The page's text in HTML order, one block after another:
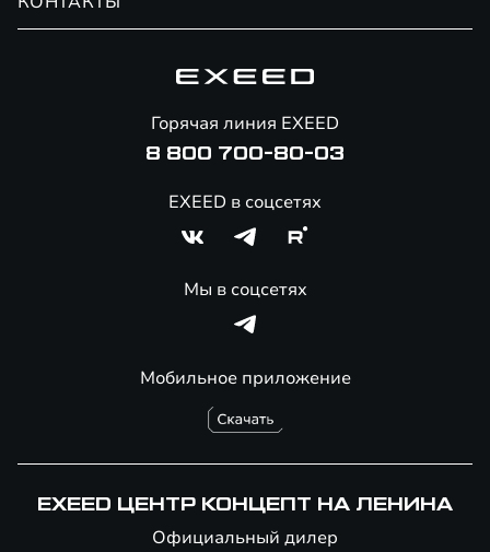
Помощь на дорогах
Мобильное приложение
Горячая линия EXEED
8 800 700-80-03
EXEED в соцсетях
Мы в соцсетях
EXEED ЦЕНТР КОНЦЕПТ НА ЛЕНИНА
Официальный дилер